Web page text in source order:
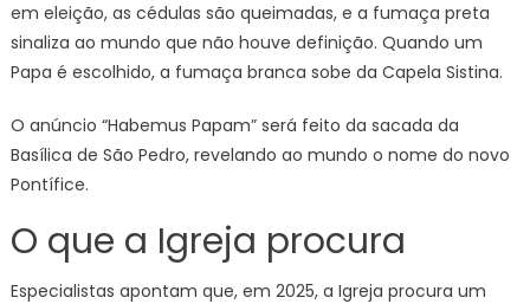
em eleição, as cédulas são queimadas, e a fumaça preta
sinaliza ao mundo que não houve definição. Quando um
Papa é escolhido, a fumaça branca sobe da Capela Sistina.
O anúncio “Habemus Papam” será feito da sacada da
Basílica de São Pedro, revelando ao mundo o nome do novo
Pontífice.
O que a Igreja procura
Especialistas apontam que, em 2025, a Igreja procura um